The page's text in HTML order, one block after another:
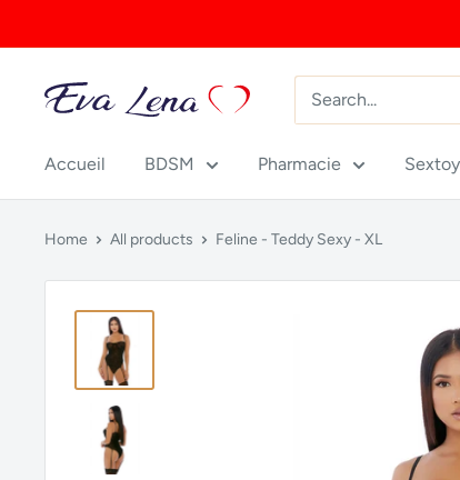
to
content
Accueil BDSM Pharmacie
Home All products Feline - Teddy Sexy - XL